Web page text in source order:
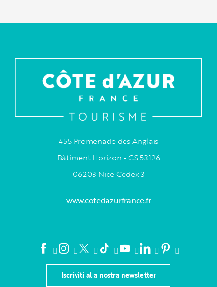
455 Promenade des Anglais
Bâtiment Horizon - CS 53126
06203 Nice Cedex 3
www.cotedazurfrance.fr
Iscriviti alla nostra newsletter